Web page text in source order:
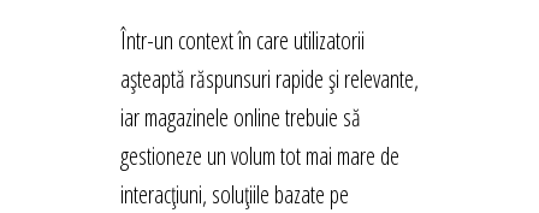
Într-un context în care utilizatorii
așteaptă răspunsuri rapide și relevante,
iar magazinele online trebuie să
gestioneze un volum tot mai mare de
interacțiuni, soluțiile bazate pe